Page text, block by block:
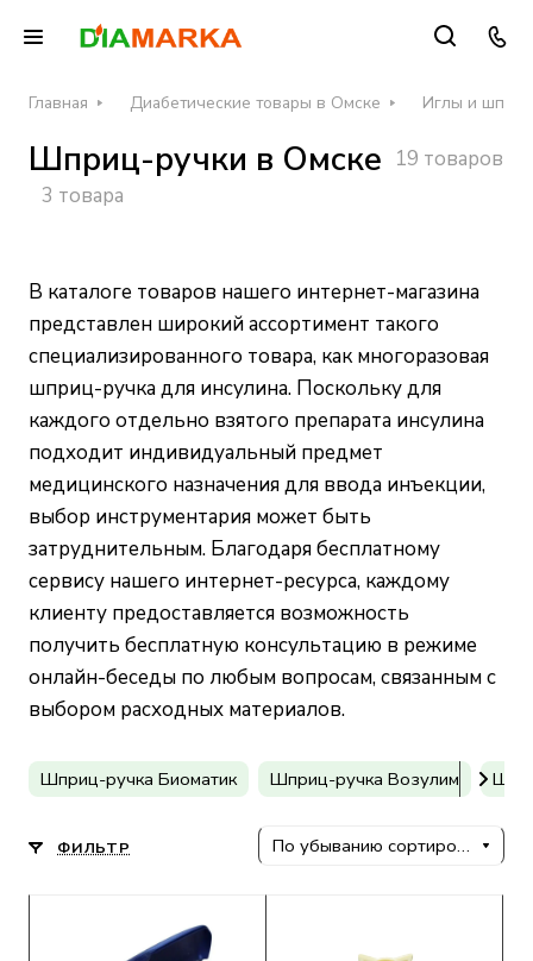
Главная Диабетические товары в Омске Иглы и
Шприц-ручки в Омске
19 товаров
3 товара
В каталоге товаров нашего интернет-магазина
представлен широкий ассортимент такого
специализированного товара, как многоразовая
шприц-ручка для инсулина. Поскольку для
каждого отдельно взятого препарата инсулина
подходит индивидуальный предмет
медицинского назначения для ввода инъекции,
выбор инструментария может быть
затруднительным. Благодаря бесплатному
сервису нашего интернет-ресурса, каждому
клиенту предоставляется возможность
получить бесплатную консультацию в режиме
онлайн-беседы по любым вопросам, связанным с
выбором расходных материалов.
Шприц-ручка Биоматик Шприц-ручка Возулим
ФИЛЬТР По убыванию сортировки